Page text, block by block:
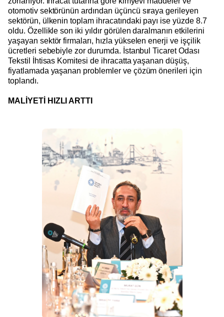
otomotiv sektörünün ardından üçüncü sıraya gerileyen
sektörün, ülkenin toplam ihracatındaki payı ise yüzde 8.7
oldu. Özellikle son iki yıldır görülen daralmanın etkilerini
yaşayan sektör firmaları, hızla yükselen enerji ve işçilik
ücretleri sebebiyle zor durumda. İstanbul Ticaret Odası
Tekstil İhtisas Komitesi de ihracatta yaşanan düşüş,
fiyatlamada yaşanan problemler ve çözüm önerileri için
toplandı.
MALİYETİ HIZLI ARTTI